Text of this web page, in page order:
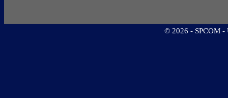
© 2026 - SPCOM -